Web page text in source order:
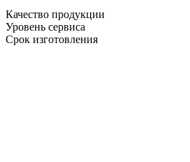
Качество продукции
Уровень сервиса
Срок изготовления